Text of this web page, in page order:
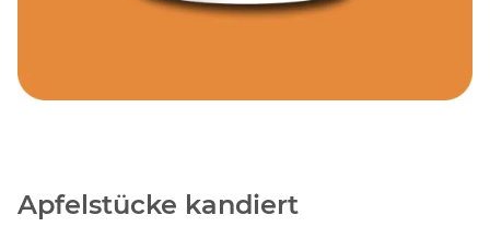
Apfelstücke kandiert